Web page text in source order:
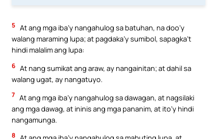
5 At ang mga iba’y nangahulog sa batuhan, na doo’y
walang maraming lupa; at pagdaka’y sumibol, sapagka’t
hindi malalim ang lupa:
6 At nang sumikat ang araw, ay nangainitan; at dahil sa
walang ugat, ay nangatuyo.
7 At ang mga iba’y nangahulog sa dawagan, at nagsilaki
ang mga dawag, at ininis ang mga pananim, at ito’y hindi
nangamunga.
8